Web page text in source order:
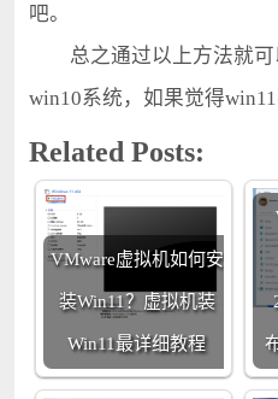
吧。
总之通过以上方法就可
win10系统，如果觉得
Related Posts:
VMware虚拟机如何安
装Win11？虚拟机装
Win11最详细教程